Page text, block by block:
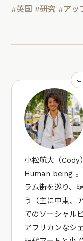
#英国 #研究 #アッ
小松航大（Cody
Human being 。
ラム街を巡り、
う（主に中東、
でのソーシャル
アフリカンなシ